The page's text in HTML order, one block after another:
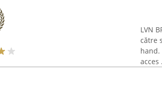
LVN
către
acces